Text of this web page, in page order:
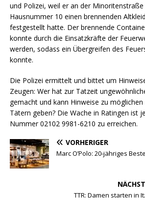
und Polizei, weil er an der
Hausnummer 10 einen brennenden
festgestellt hatte. Der brennende
konnte durch die Einsatzkräfte der
werden, sodass ein Übergreifen des
konnte.
Die Polizei ermittelt und bittet um
Zeugen: Wer hat zur Tatzeit
gemacht und kann Hinweise zu
Tätern geben? Die Wache in Ratingen ist
Nummer 02102 9981-6210 zu erreichen.
VORHERIGER
Marc O’Polo: 20-jähriges
TTR: Damen starten in